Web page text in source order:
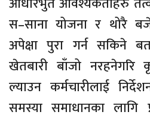
स–साना योजना र थोरै
अपेक्षा पुरा गर्न सकिने
खेतबारी बाँजो नरहनेगरि
ल्याउन कर्मचारीलाई
समस्या समाधानका लागि